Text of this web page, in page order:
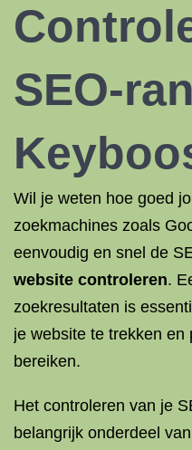
SEO-
Wil je weten hoe goed
zoekmachines zoals
eenvoudig en snel de
website controleren.
zoekresultaten is
je website te trekken en
bereiken.
Het controleren van je
belangrijk onderdeel van